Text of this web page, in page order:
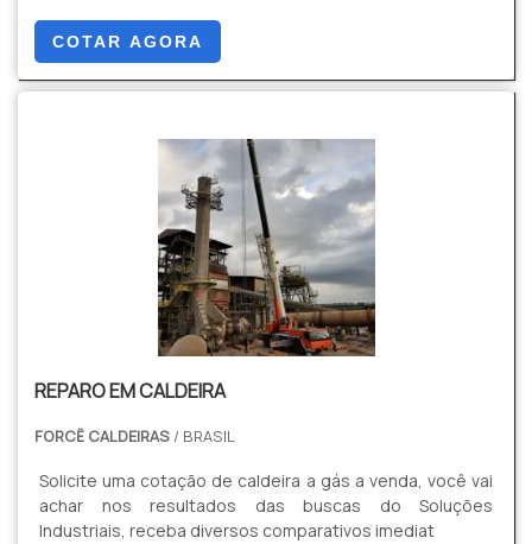
proteção da NR10 e NR12
COTAR AGORA
REPARO EM CALDEIRA
FORCË CALDEIRAS / BRASIL
Solicite uma cotação de caldeira a gás a venda, você vai
achar nos resultados das buscas do Soluções
Industriais, receba diversos comparativos imediat